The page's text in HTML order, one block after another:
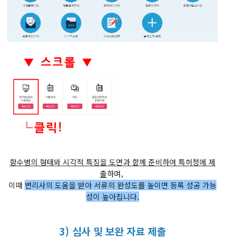
향수병의 형태와 시각적 특징을 도면과 함께 준비하여 특허청에 제
출하며,
이때 변리사의 도움을 받아 서류의 완성도를 높이면 등록 성공 가능
성이 높아집니다.
3) 심사 및 보완 자료 제출